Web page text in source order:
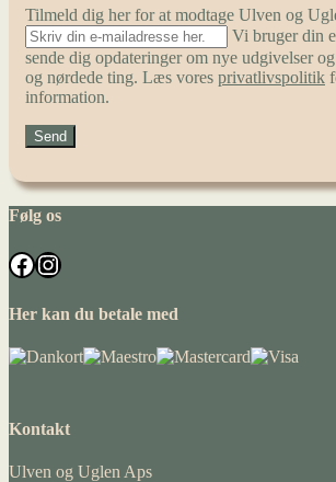
Tilmeld dig her for at modtage Ulven og
Vi bruger din
sende dig opdateringer om nye udgivelser
og nørdede ting. Læs vores privatlivspolitik
information.
Følg os
Facebook
Instagram
Her kan du betale med
Kontakt
Ulven og Uglen Aps